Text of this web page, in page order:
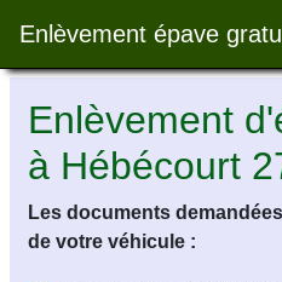
Enlèvement épave
Enlèvement
à Hébécourt
Les documents
de votre véhicule :